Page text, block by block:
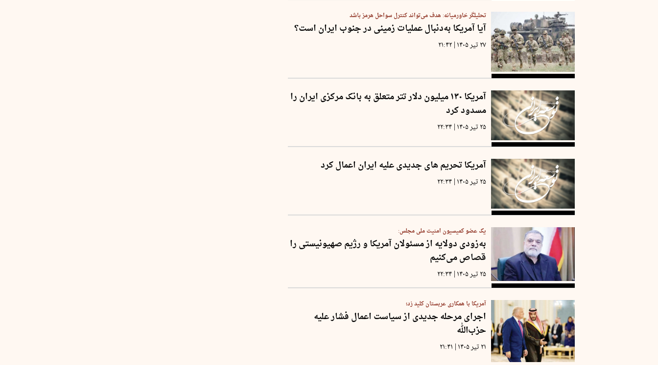
تحلیلگر خاورمیانه: هدف می‌تواند کنترل سواحل هرمز باشد
آیا آمریکا به‌دنبال عملیات زمینی در جنوب ایران است؟
۲۷ تیر ۱۴۰۵ | ۲۱:۴۲
آمریکا ۱۳۰ میلیون دلار تتر متعلق به بانک مرکزی ایران را
مسدود کرد
۲۵ تیر ۱۴۰۵ | ۲۲:۳۴
آمریکا تحریم های جدیدی علیه ایران اعمال کرد
۲۵ تیر ۱۴۰۵ | ۲۲:۳۴
یک عضو کمیسیون امنیت ملی مجلس:
به‌زودی دولایه از مسئولان آمریکا و رژیم صهیونیستی را
قصاص می‌کنیم
۲۵ تیر ۱۴۰۵ | ۲۲:۳۴
آمریکا با همکاری عربستان کلید زد؛
اجرای مرحله جدیدی از سیاست اعمال فشار علیه
حزب‌الله
۲۱ تیر ۱۴۰۵ | ۲۱:۴۱